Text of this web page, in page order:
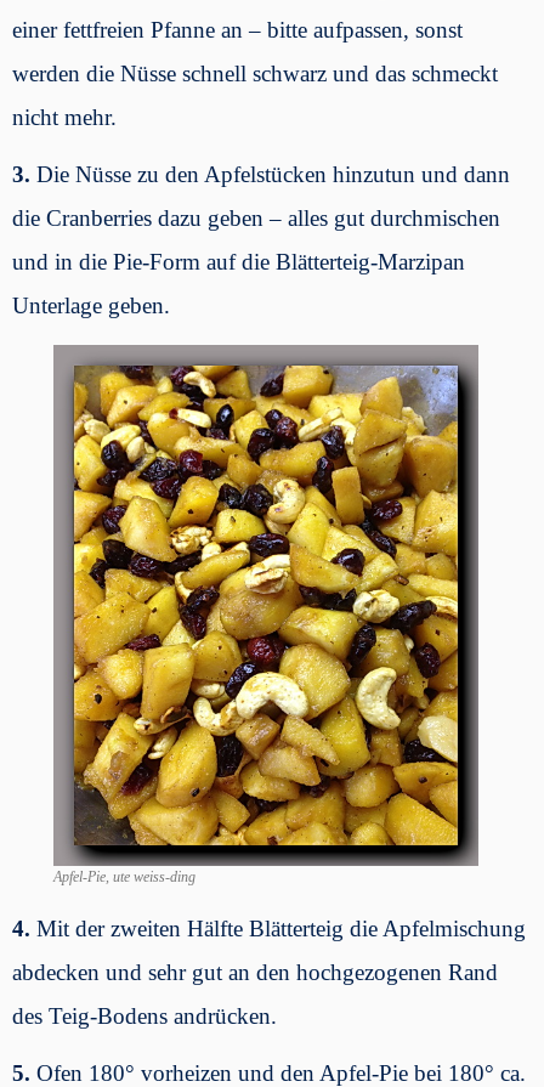
einer fettfreien Pfanne an – bitte aufpassen, sonst
werden die Nüsse schnell schwarz und das schmeckt
nicht mehr.
3. Die Nüsse zu den Apfelstücken hinzutun und dann
die Cranberries dazu geben – alles gut durchmischen
und in die Pie-Form auf die Blätterteig-Marzipan
Unterlage geben.
Apfel-Pie, ute weiss-ding
4. Mit der zweiten Hälfte Blätterteig die Apfelmischung
abdecken und sehr gut an den hochgezogenen Rand
des Teig-Bodens andrücken.
5. Ofen 180° vorheizen und den Apfel-Pie bei 180° ca.